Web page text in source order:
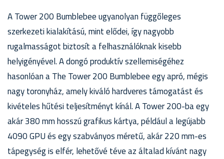
A Tower 200 Bumblebee ugyanolyan függőleges
szerkezeti kialakítású, mint elődei, így nagyobb
rugalmasságot biztosít a felhasználóknak kisebb
helyigényével. A dongó produktív szellemiségéhez
hasonlóan a The Tower 200 Bumblebee egy apró, mégis
nagy toronyház, amely kiváló hardveres támogatást és
kivételes hűtési teljesítményt kínál. A Tower 200-ba egy
akár 380 mm hosszú grafikus kártya, például a legújabb
4090 GPU és egy szabványos méretű, akár 220 mm-es
tápegység is elfér, lehetővé téve az általad kívánt nagy